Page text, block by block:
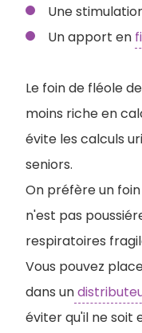
Une
Un apport en
Le foin de fléole
moins riche en
évite les calculs
seniors.
On préfère un
n'est pas
respiratoires
Vous pouvez
dans un
éviter qu'il ne soit